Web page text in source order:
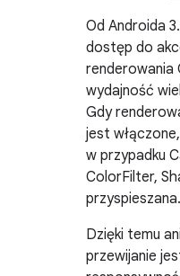
Od Androida
dostęp do
renderowania
wydajność
Gdy
jest
w przypadku
ColorFilter,
przyspieszana.
Dzięki temu
przewijanie